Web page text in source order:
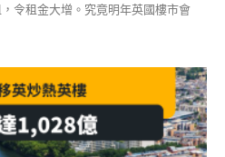
令租金大增。究竟明年英國樓市會